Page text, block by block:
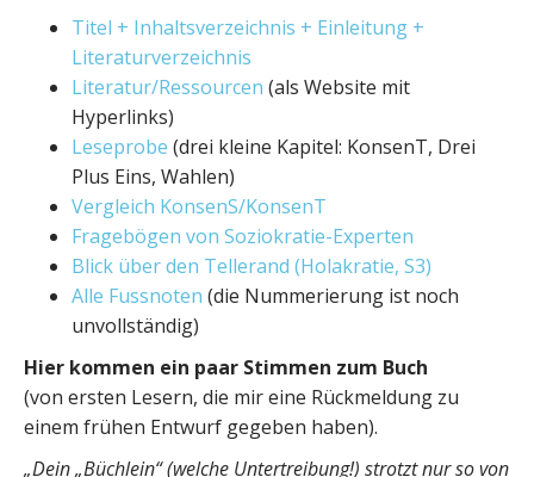
Titel + Inhaltsverzeichnis + Einleitung +
Literaturverzeichnis
Literatur/Ressourcen (als Website mit
Hyperlinks)
Leseprobe (drei kleine Kapitel: KonsenT, Drei
Plus Eins, Wahlen)
Vergleich KonsenS/KonsenT
Fragebögen von Soziokratie-Experten
Blick über den Tellerand (Holakratie, S3)
Alle Fussnoten (die Nummerierung ist noch
unvollständig)
Hier kommen ein paar Stimmen zum Buch
(von ersten Lesern, die mir eine Rückmeldung zu
einem frühen Entwurf gegeben haben).
„Dein „Büchlein“ (welche Untertreibung!) strotzt nur so von